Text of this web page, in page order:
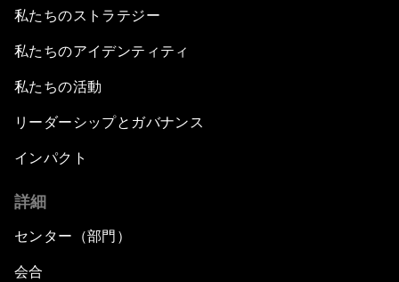
私たちのストラテジー
私たちのアイデンティティ
私たちの活動
リーダーシップとガバナンス
インパクト
詳細
センター（部門）
会合